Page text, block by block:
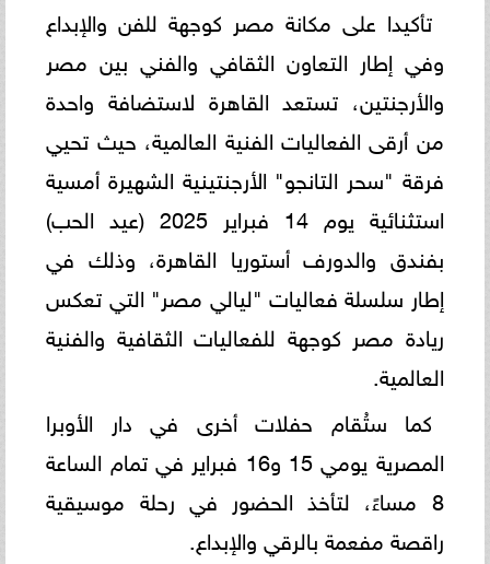
تأكيدا على مكانة مصر كوجهة للفن والإبداع
وفي إطار التعاون الثقافي والفني بين مصر
والأرجنتين، تستعد القاهرة لاستضافة واحدة
من أرقى الفعاليات الفنية العالمية، حيث تحيي
فرقة "سحر التانجو" الأرجنتينية الشهيرة أمسية
استثنائية يوم 14 فبراير 2025 (عيد الحب)
بفندق والدورف أستوريا القاهرة، وذلك في
إطار سلسلة فعاليات "ليالي مصر" التي تعكس
ريادة مصر كوجهة للفعاليات الثقافية والفنية
العالمية.
كما ستُقام حفلات أخرى في دار الأوبرا
المصرية يومي 15 و16 فبراير في تمام الساعة
8 مساءً، لتأخذ الحضور في رحلة موسيقية
راقصة مفعمة بالرقي والإبداع.